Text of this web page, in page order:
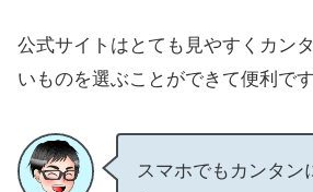
公式サイトはとても見やすくカン
いものを選ぶことができて便利です
スマホでもカンタン